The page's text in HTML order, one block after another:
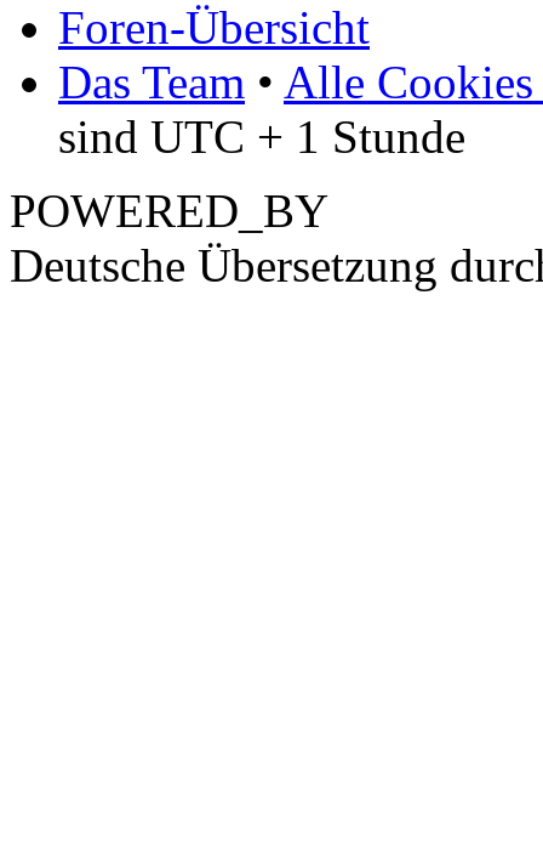
Foren-Übersicht
Das Team • Alle Cookies
sind UTC + 1 Stunde
POWERED_BY
Deutsche Übersetzung